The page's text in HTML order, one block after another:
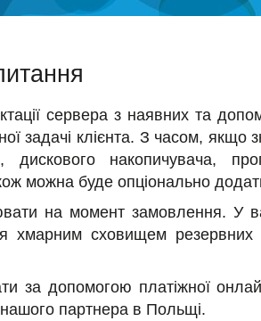
сервера з наявних та
задачі клієнта. З часом, якщо
накопичувача,
можна буде опціонально
на момент замовлення. У
хмарним сховищем резервних
за допомогою платіжної
нашого партнера в Польщі.